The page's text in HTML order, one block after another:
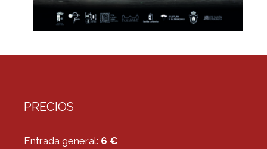
PRECIOS
Entrada general: 6 €